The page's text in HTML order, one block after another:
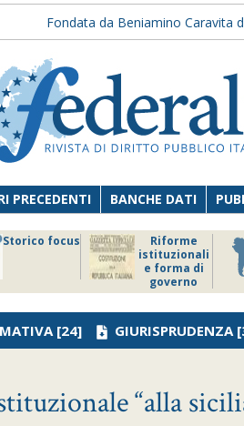
Fondata da Beniamino Caravita
PRECEDENTI BANCHE DATI
Storico focus
Riforme
istituzionali
e forma di
governo
[24] GIURISPRUDENZA
“alla